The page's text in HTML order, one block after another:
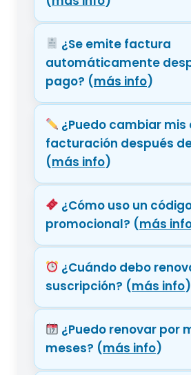
¿Se emite factura
automáticamente
pago? (más info)
¿Puedo cambiar
facturación después
(más info)
¿Cómo uso un
promocional? (más
¿Cuándo debo
suscripción? (más info)
¿Puedo renovar por
meses? (más info)